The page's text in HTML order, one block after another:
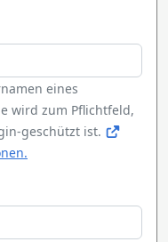
eines
wird zum Pflichtfeld,
geschützt ist.